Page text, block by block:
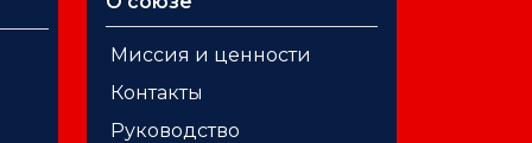
Миссия и ценности
Контакты
Руководство